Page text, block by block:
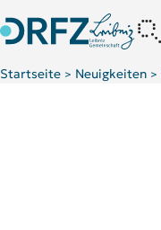
Startseite > Neuigkeiten >